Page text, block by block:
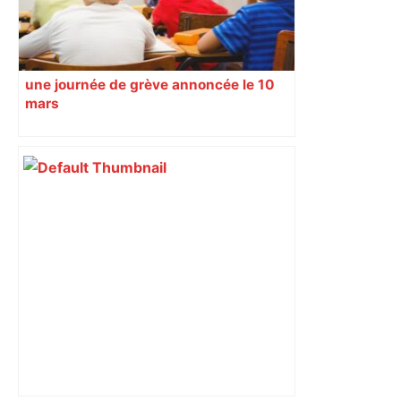
une journée de grève annoncée le 10
mars